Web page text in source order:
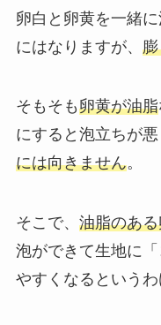
卵白と卵黄を一緒
にはなりますが、
そもそも卵黄が油脂
にすると泡立ちが悪
には向きません。
そこで、 油脂のあ
泡ができて生地に
やすくなるというわ